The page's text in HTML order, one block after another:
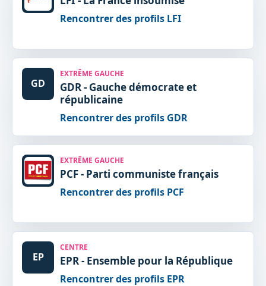
Rencontrer des profils LFI
GD
EXTRÊME GAUCHE
GDR - Gauche démocrate et
républicaine
Rencontrer des profils GDR
EXTRÊME GAUCHE
PCF - Parti communiste français
Rencontrer des profils PCF
EP
CENTRE
EPR - Ensemble pour la République
Rencontrer des profils EPR